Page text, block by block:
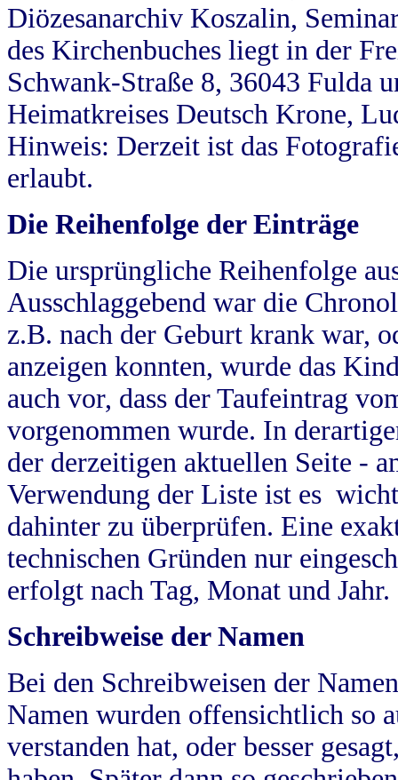
Diözesanarchiv Koszalin,
des Kirchenbuches liegt in der
Schwank-Straße 8, 36043 Fulda
Heimatkreises Deutsch Krone,
Hinweis: Derzeit ist das
erlaubt.
Die Reihenfolge der Einträge
Die ursprüngliche Reihenfolge
Ausschlaggebend war die
z.B. nach der Geburt krank war,
anzeigen konnten, wurde das
auch vor, dass der Taufeintrag
vorgenommen wurde. In
der derzeitigen aktuellen Seite -
Verwendung der Liste ist es
dahinter zu überprüfen. Eine
technischen Gründen nur
erfolgt nach Tag, Monat und Jahr.
Schreibweise der Namen
Bei den Schreibweisen der
Namen wurden offensichtlich so
verstanden hat, oder besser